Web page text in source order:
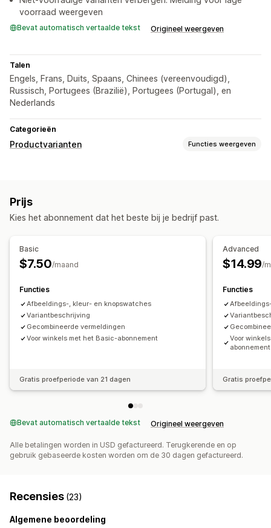
voorraad weergeven
Bevat automatisch vertaalde tekst Origineel weergeven
Talen
Engels, Frans, Duits, Spaans, Chinees (vereenvoudigd),
Russisch, Portugees (Brazilië), Portugees (Portugal), en
Nederlands
Categorieën
Productvarianten Functies weergeven
Aangepaste CSS
Voorraad
Prijs
Kies het abonnement dat het beste bij je bedrijf past.
Basic
$7.50/maand
Functies
Afbeeldings-, kleur- en knopswatches
Variantbeschrijving
Gecombineerde vermeldingen
Voor winkels met het Basic-abonnement
Gratis proefperiode van 21 dagen
Advanced
$14.99/
Functies
Voor
abonnement
Gratis
Bevat automatisch vertaalde tekst Origineel weergeven
Alle betalingen worden in USD gefactureerd. Terugkerende en op
gebruik gebaseerde kosten worden om de 30 dagen gefactureerd.
Recensies (23)
Algemene beoordeling